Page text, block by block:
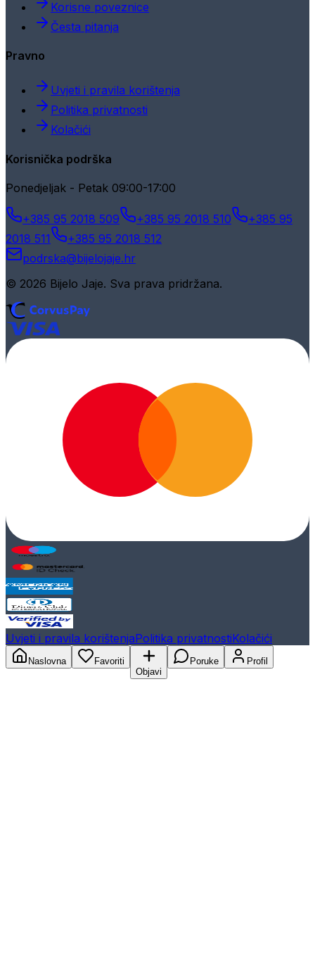
Korisne poveznice
Česta pitanja
Pravno
Uvjeti i pravila korištenja
Politika privatnosti
Kolačići
Korisnička podrška
Ponedjeljak - Petak 09:00-17:00
+385 95 2018 509 +385 95 2018 510
+385 95
2018 511
+385 95 2018 512
podrska@bijelojaje.hr
© 2026 Bijelo Jaje. Sva prava pridržana.
Uvjeti i pravila korištenjaPolitika privatnostiKolačići
Naslovna
Favoriti
Objavi
Poruke Profil